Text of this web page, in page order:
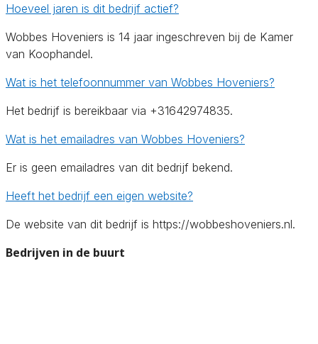
Hoeveel jaren is dit bedrijf actief?
Wobbes Hoveniers is 14 jaar ingeschreven bij de Kamer
van Koophandel.
Wat is het telefoonnummer van Wobbes Hoveniers?
Het bedrijf is bereikbaar via +31642974835.
Wat is het emailadres van Wobbes Hoveniers?
Er is geen emailadres van dit bedrijf bekend.
Heeft het bedrijf een eigen website?
De website van dit bedrijf is https://wobbeshoveniers.nl.
Bedrijven in de buurt